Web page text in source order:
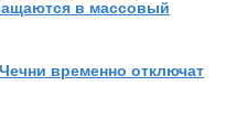
в массовый
временно отключат